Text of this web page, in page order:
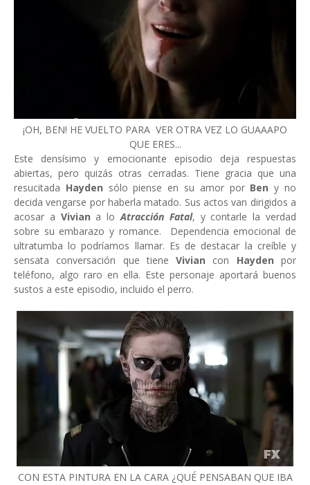
¡OH, BEN! HE VUELTO PARA VER OTRA VEZ LO GUAAAPO
QUE ERES...
Este densísimo y emocionante episodio deja respuestas
abiertas, pero quizás otras cerradas. Tiene gracia que una
resucitada Hayden sólo piense en su amor por Ben y no
decida vengarse por haberla matado. Sus actos van dirigidos a
acosar a Vivian a loAtracción Fatal, y contarle la verdad
sobre su embarazo y romance. Dependencia emocional de
ultratumba lo podríamos llamar. Es de destacar la creíble y
sensata conversación que tiene Vivian con Hayden por
teléfono, algo raro en ella. Este personaje aportará buenos
sustos a este episodio, incluido el perro.
CON ESTA PINTURA EN LA CARA ¿QUÉ PENSABAN QUE IBA